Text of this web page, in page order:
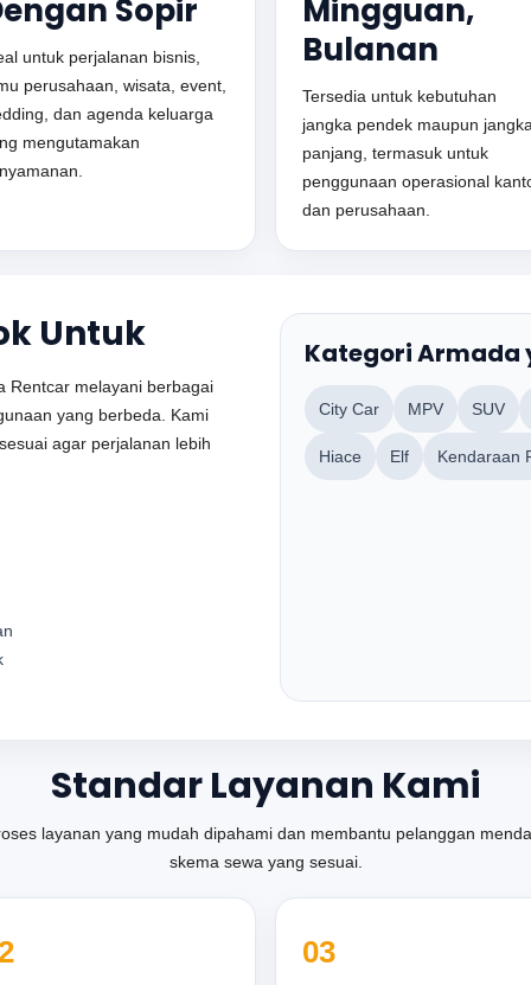
Sopir
untuk perjalanan bisnis,
perusahaan, wisata, event,
dan agenda keluarga
mengutamakan
Mingguan,
Bulanan
Tersedia untuk kebutuhan
jangka pendek maupun
panjang, termasuk untuk
penggunaan operasional
dan perusahaan.
Untuk
Rentcar melayani berbagai
yang berbeda. Kami
agar perjalanan lebih
Kategori Armada
City Car MPV SUV
Hiace Elf Kendaraan
Standar Layanan Kami
layanan yang mudah dipahami dan membantu pelanggan
skema sewa yang sesuai.
03